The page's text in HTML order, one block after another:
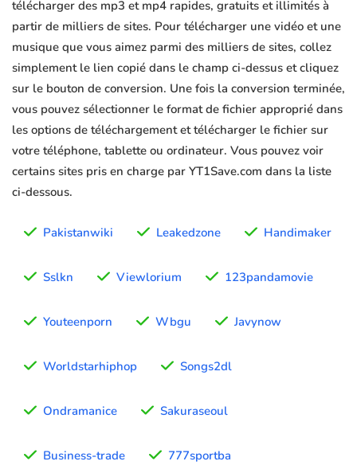
télécharger des mp3 et mp4 rapides, gratuits et illimités à
partir de milliers de sites. Pour télécharger une vidéo et une
musique que vous aimez parmi des milliers de sites, collez
simplement le lien copié dans le champ ci-dessus et cliquez
sur le bouton de conversion. Une fois la conversion terminée,
vous pouvez sélectionner le format de fichier approprié dans
les options de téléchargement et télécharger le fichier sur
votre téléphone, tablette ou ordinateur. Vous pouvez voir
certains sites pris en charge par YT1Save.com dans la liste
ci-dessous.
Pakistanwiki Leakedzone Handimaker
Sslkn Viewlorium 123pandamovie
Youteenporn Wbgu Javynow
Worldstarhiphop Songs2dl
Ondramanice Sakuraseoul
Business-trade 777sportba